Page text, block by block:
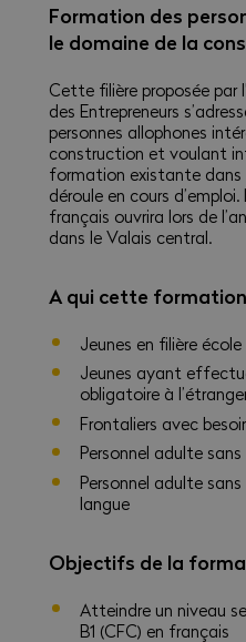
Formation des
le domaine de la
Cette filière proposée par
des Entrepreneurs
personnes allophones
construction et voulant
formation existante dans
déroule en cours
français ouvrira lors de
dans le Valais central.
A qui cette
Jeunes en filière
Jeunes ayant
obligatoire à
Frontaliers avec
Personnel adulte
Personnel adulte
langue
Objectifs de la
Atteindre un niveau
B1 (CFC) en français